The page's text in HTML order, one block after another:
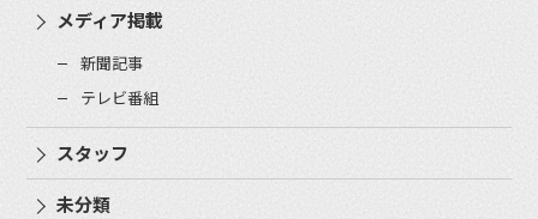
メディア掲載
新聞記事
テレビ番組
スタッフ
未分類